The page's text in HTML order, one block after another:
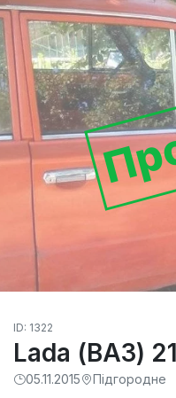
ID: 1322
Lada (ВАЗ)
05.11.2015 Підгородне